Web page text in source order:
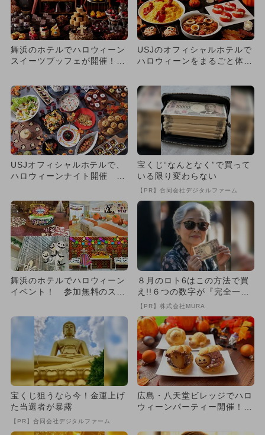
舞浜のホテルでハロウィーン
スイーツブッフェが開催！
USJのオフィシャルホテルで
ハロウィーンをまるごと体
USJオフィシャルホテルで、
ハロウィーンナイト開催 デ
ン...
宝くじ“なんとなく”で買って
いる限り変わらない
【PR】合同会社デジタルファーム
舞浜のホテルでハロウィーン
イベント！ 参加無料のスタ
８月のロト6はこの方法で買
え!!６つの数字が『完全一
致』する方法
【PR】株式会社MURA
宝くじ狙うなら今！金運上げ
た当選者が暴露
【PR】合同会社デジタルファーム
広島・八天堂ビレッジでハロ
ウィーンパーティー開催！
も